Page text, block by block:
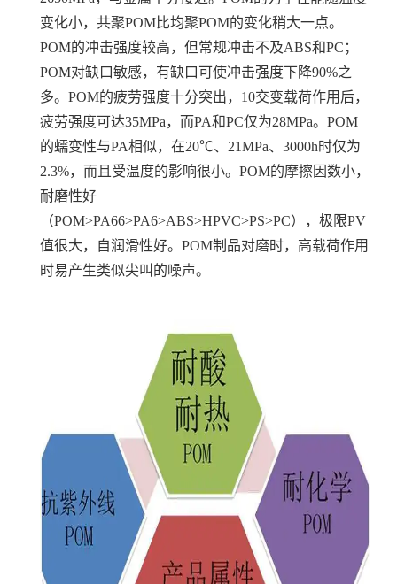
变化小，共聚POM比均聚POM的变化稍大一点。
POM的冲击强度较高，但常规冲击不及ABS和PC；
POM对缺口敏感，有缺口可使冲击强度下降90%之
多。POM的疲劳强度十分突出，10交变载荷作用后，
疲劳强度可达35MPa，而PA和PC仅为28MPa。POM
的蠕变性与PA相似，在20℃、21MPa、3000h时仅为
2.3%，而且受温度的影响很小。POM的摩擦因数小，
耐磨性好
（POM>PA66>PA6>ABS>HPVC>PS>PC），极限PV
值很大，自润滑性好。POM制品对磨时，高载荷作用
时易产生类似尖叫的噪声。